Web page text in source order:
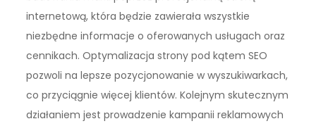
internetową, która będzie zawierała wszystkie
niezbędne informacje o oferowanych usługach oraz
cennikach. Optymalizacja strony pod kątem SEO
pozwoli na lepsze pozycjonowanie w wyszukiwarkach,
co przyciągnie więcej klientów. Kolejnym skutecznym
działaniem jest prowadzenie kampanii reklamowych